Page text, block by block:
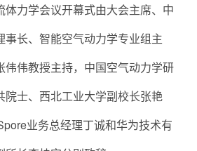
体力学会议开幕式由大会主席、中
事长、智能空气动力学专业组主
伟伟教授主持，中国空气动力学研
院士、西北工业大学副校长张艳
业务总经理丁诚和华为技术有